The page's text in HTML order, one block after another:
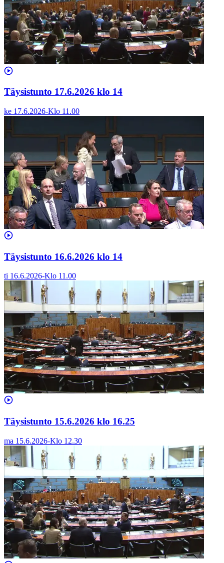
Täysistunto 17.6.2026 klo 14
ke 17.6.2026-Klo 11.00
Täysistunto 16.6.2026 klo 14
ti 16.6.2026-Klo 11.00
Täysistunto 15.6.2026 klo 16.25
ma 15.6.2026-Klo 12.30